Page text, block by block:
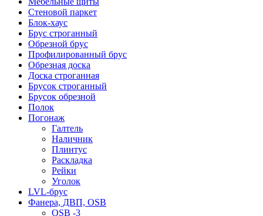
Стеновой паркет
Блок-хаус
Брус строганный
Обрезной брус
Профилированный брус
Обрезная доска
Доска строганная
Брусок строганный
Брусок обрезной
Полок
Погонаж
Галтель
Наличник
Плинтус
Раскладка
Рейки
Уголок
LVL-брус
Фанера, ДВП, OSB
OSB -3